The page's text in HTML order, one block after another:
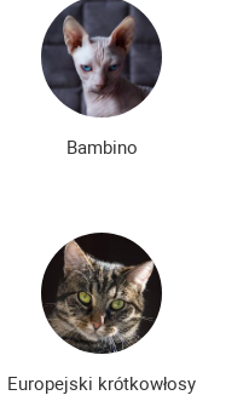
Bambino
Europejski krótkowłosy